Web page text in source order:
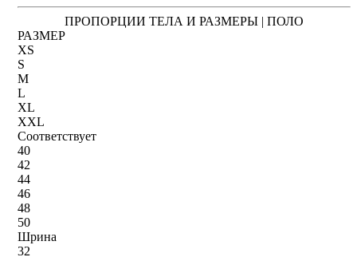
ПРОПОРЦИИ ТЕЛА И РАЗМЕРЫ | ПОЛО
РАЗМЕР
XS
S
M
L
XL
XXL
Соответствует
40
42
44
46
48
50
Шрина
32